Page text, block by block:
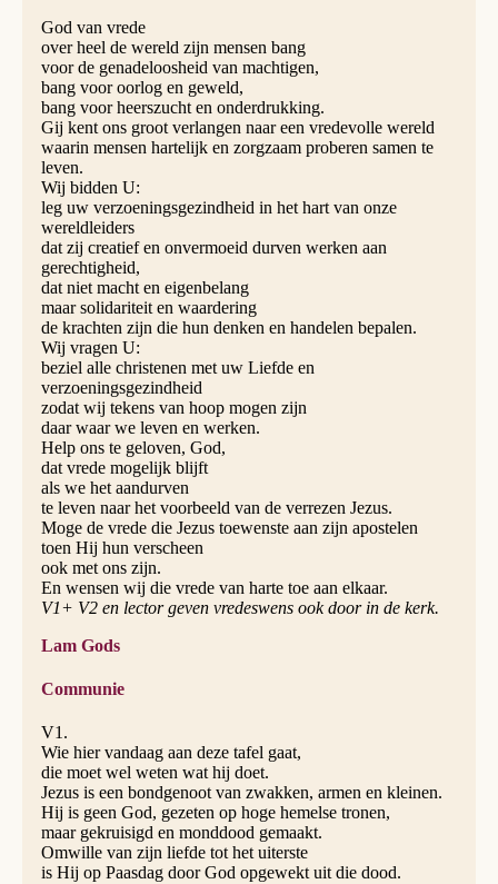
God van vrede
over heel de wereld zijn mensen bang
voor de genadeloosheid van machtigen,
bang voor oorlog en geweld,
bang voor heerszucht en onderdrukking.
Gij kent ons groot verlangen naar een vredevolle wereld
waarin mensen hartelijk en zorgzaam proberen samen te
leven.
Wij bidden U:
leg uw verzoeningsgezindheid in het hart van onze
wereldleiders
dat zij creatief en onvermoeid durven werken aan
gerechtigheid,
dat niet macht en eigenbelang
maar solidariteit en waardering
de krachten zijn die hun denken en handelen bepalen.
Wij vragen U:
beziel alle christenen met uw Liefde en
verzoeningsgezindheid
zodat wij tekens van hoop mogen zijn
daar waar we leven en werken.
Help ons te geloven, God,
dat vrede mogelijk blijft
als we het aandurven
te leven naar het voorbeeld van de verrezen Jezus.
Moge de vrede die Jezus toewenste aan zijn apostelen
toen Hij hun verscheen
ook met ons zijn.
En wensen wij die vrede van harte toe aan elkaar.
V1+ V2 en lector geven vredeswens ook door in de kerk.
Lam Gods
Communie
V1.
Wie hier vandaag aan deze tafel gaat,
die moet wel weten wat hij doet.
Jezus is een bondgenoot van zwakken, armen en kleinen.
Hij is geen God, gezeten op hoge hemelse tronen,
maar gekruisigd en monddood gemaakt.
Omwille van zijn liefde tot het uiterste
is Hij op Paasdag door God opgewekt uit die dood.